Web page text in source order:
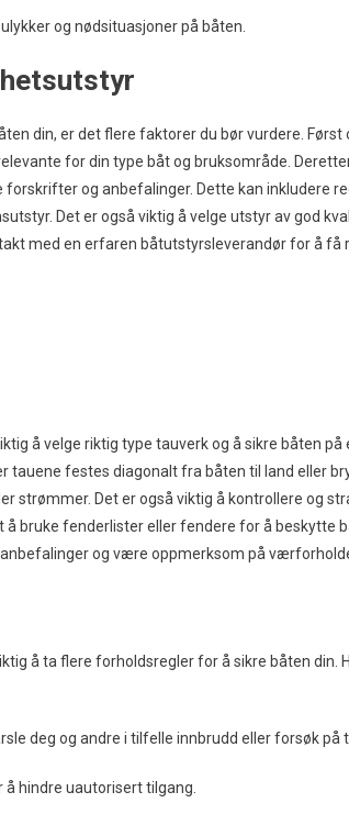
og nødsituasjoner på båten.
din, er det flere faktorer du bør vurdere.
for din type båt og bruksområde.
og anbefalinger. Dette kan inkludere
Det er også viktig å velge utstyr av god
med en erfaren båtutstyrsleverandør for å få
å velge riktig type tauverk og å sikre båten på
tauene festes diagonalt fra båten til land eller
strømmer. Det er også viktig å kontrollere og
bruke fenderlister eller fendere for å beskytte
og være oppmerksom på
å ta flere forholdsregler for å sikre båten din.
deg og andre i tilfelle innbrudd eller forsøk på
hindre uautorisert tilgang.